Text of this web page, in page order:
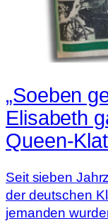
„Soeben
Elisabeth
Queen-
Seit sieben
der deutschen
jemanden